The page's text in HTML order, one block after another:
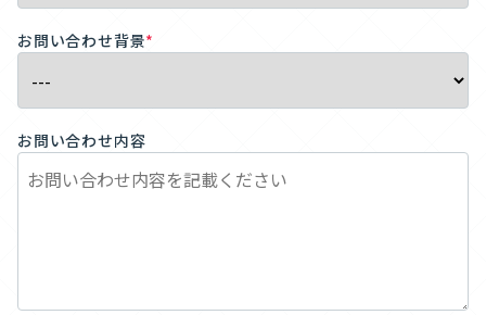
お問い合わせ背景*
お問い合わせ内容